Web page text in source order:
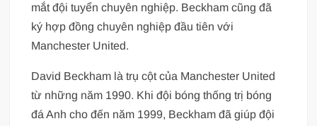
mắt đội tuyển chuyên nghiệp. Beckham cũng đã
ký hợp đồng chuyên nghiệp đầu tiên với
Manchester United.
David Beckham là trụ cột của Manchester United
từ những năm 1990. Khi đội bóng thống trị bóng
đá Anh cho đến năm 1999, Beckham đã giúp đội